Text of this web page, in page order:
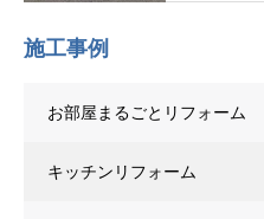
施工事例
お部屋まるごとリフォーム
キッチンリフォーム